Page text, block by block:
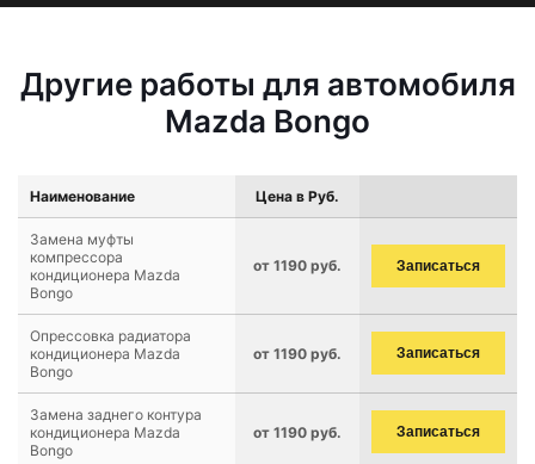
Другие работы для автомобиля
Mazda Bongo
Наименование Цена в Руб.
Замена муфты
компрессора
кондиционера Mazda
Bongo
от 1190 руб. Записаться
Опрессовка радиатора
кондиционера Mazda
Bongo
от 1190 руб. Записаться
Замена заднего контура
кондиционера Mazda
Bongo
от 1190 руб. Записаться